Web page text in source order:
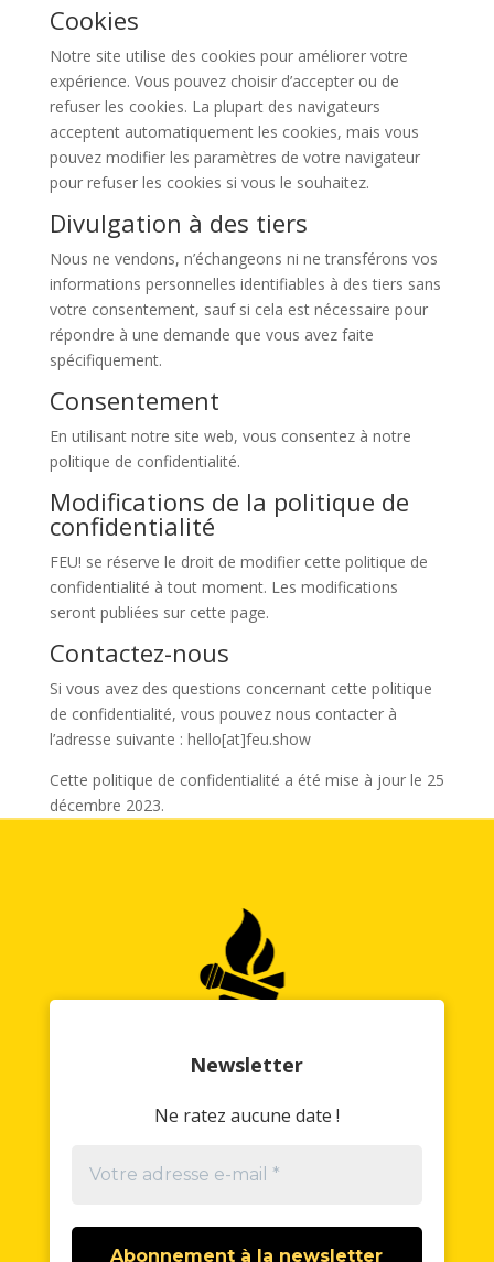
Cookies
Notre site utilise des cookies pour améliorer votre
expérience. Vous pouvez choisir d’accepter ou de
refuser les cookies. La plupart des navigateurs
acceptent automatiquement les cookies, mais vous
pouvez modifier les paramètres de votre navigateur
pour refuser les cookies si vous le souhaitez.
Divulgation à des tiers
Nous ne vendons, n’échangeons ni ne transférons vos
informations personnelles identifiables à des tiers sans
votre consentement, sauf si cela est nécessaire pour
répondre à une demande que vous avez faite
spécifiquement.
Consentement
En utilisant notre site web, vous consentez à notre
politique de confidentialité.
Modifications de la politique de
confidentialité
FEU! se réserve le droit de modifier cette politique de
confidentialité à tout moment. Les modifications
seront publiées sur cette page.
Contactez-nous
Si vous avez des questions concernant cette politique
de confidentialité, vous pouvez nous contacter à
l’adresse suivante : hello[at]feu.show
Cette politique de confidentialité a été mise à jour le 25
décembre 2023.
Politique de confidentialité
Newsletter
Ne ratez aucune date !